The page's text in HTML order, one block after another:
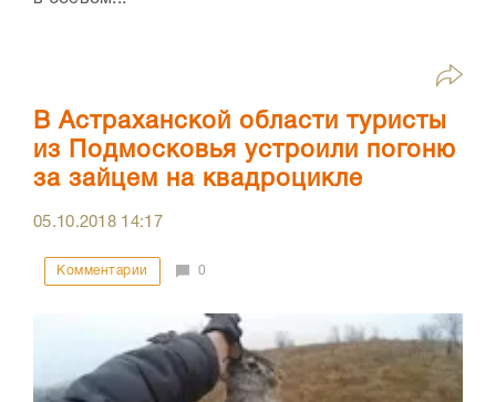
В Астраханской области туристы
из Подмосковья устроили погоню
за зайцем на квадроцикле
05.10.2018 14:17
Комментарии 0